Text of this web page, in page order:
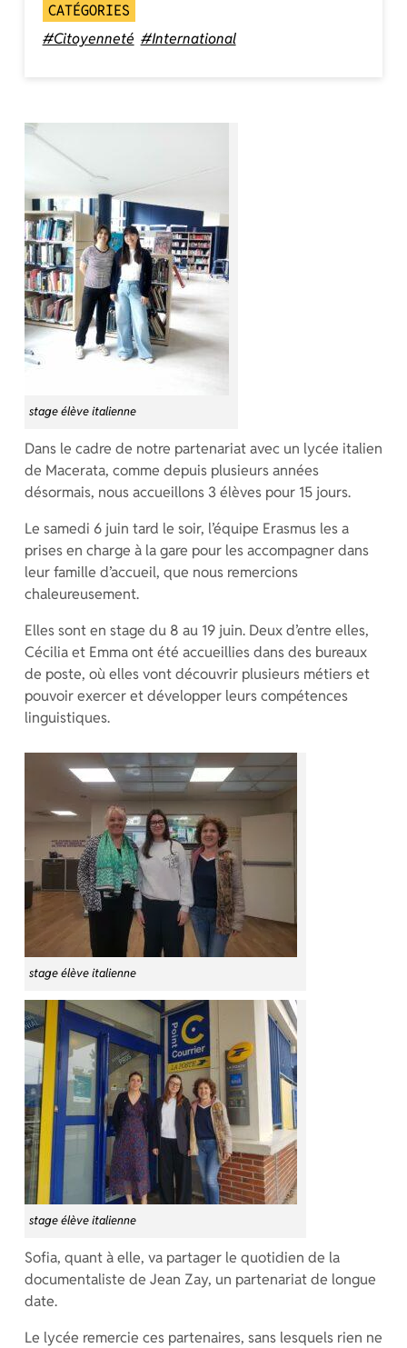
CATÉGORIES
#Citoyenneté #International
stage élève italienne
Dans le cadre de notre partenariat avec un lycée italien
de Macerata, comme depuis plusieurs années
désormais, nous accueillons 3 élèves pour 15 jours.
Le samedi 6 juin tard le soir, l’équipe Erasmus les a
prises en charge à la gare pour les accompagner dans
leur famille d’accueil, que nous remercions
chaleureusement.
Elles sont en stage du 8 au 19 juin. Deux d’entre elles,
Cécilia et Emma ont été accueillies dans des bureaux
de poste, où elles vont découvrir plusieurs métiers et
pouvoir exercer et développer leurs compétences
linguistiques.
stage élève italienne
stage élève italienne
Sofia, quant à elle, va partager le quotidien de la
documentaliste de Jean Zay, un partenariat de longue
date.
Le lycée remercie ces partenaires, sans lesquels rien ne